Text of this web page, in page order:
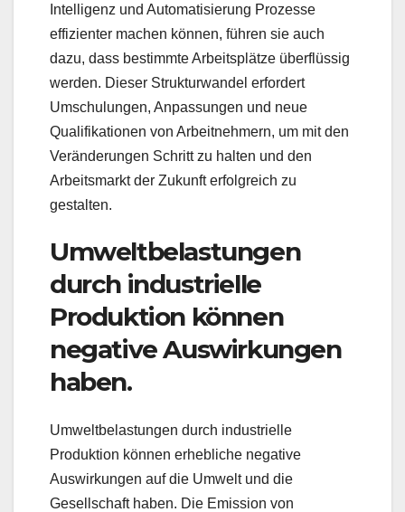
Intelligenz und Automatisierung Prozesse
effizienter machen können, führen sie auch
dazu, dass bestimmte Arbeitsplätze überflüssig
werden. Dieser Strukturwandel erfordert
Umschulungen, Anpassungen und neue
Qualifikationen von Arbeitnehmern, um mit den
Veränderungen Schritt zu halten und den
Arbeitsmarkt der Zukunft erfolgreich zu
gestalten.
Umweltbelastungen
durch industrielle
Produktion können
negative Auswirkungen
haben.
Umweltbelastungen durch industrielle
Produktion können erhebliche negative
Auswirkungen auf die Umwelt und die
Gesellschaft haben. Die Emission von